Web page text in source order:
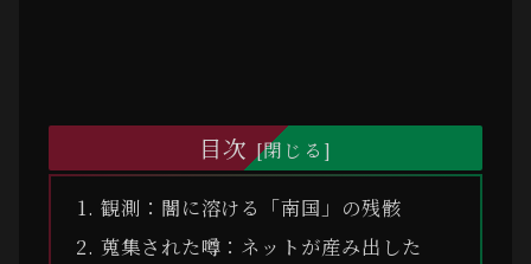
目次
観測：闇に溶ける「南国」の残骸
蒐集された噂：ネットが産み出した